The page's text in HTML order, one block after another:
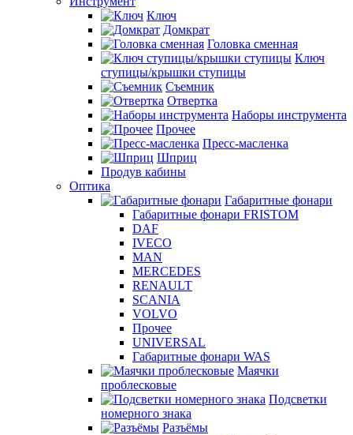
Ключ
Домкрат
Головка сменная
Ключ
ступицы/крышки ступицы
Съемник
Отвертка
Наборы инструмента
Прочее
Пресс-масленка
Шприц
Продув кабины
Оптика
Габаритные фонари
Габаритные фонари FRISTOM
DAF
IVECO
MAN
MERCEDES
RENAULT
SCANIA
VOLVO
Прочее
UNIVERSAL
Габаритные фонари WAS
Маячки
проблесковые
Подсветки
номерного знака
Разъёмы